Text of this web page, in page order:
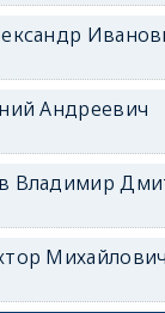
Андреевич
Владимир